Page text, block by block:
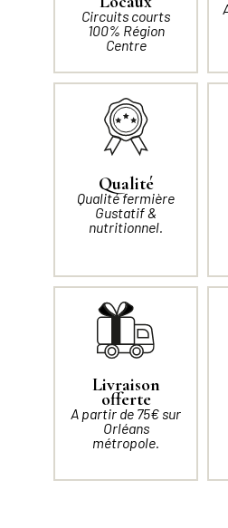
Circuits courts
100% Région
Centre
Qualité
Qualité fermière
Gustatif &
nutritionnel.
Livraison
offerte
A partir de 75€ sur
Orléans
métropole.